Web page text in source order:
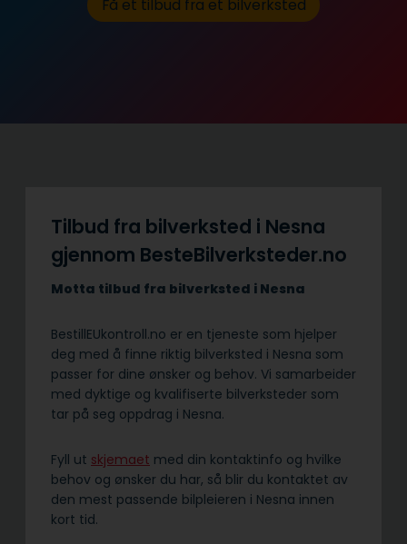
Få et tilbud fra et bilverksted
Tilbud fra bilverksted i Nesna
gjennom BesteBilverksteder.no
Motta tilbud fra bilverksted i Nesna
BestillEUkontroll.no er en tjeneste som hjelper
deg med å finne riktig bilverksted i Nesna som
passer for dine ønsker og behov. Vi samarbeider
med dyktige og kvalifiserte bilverksteder som
tar på seg oppdrag i Nesna.
Fyll ut skjemaet med din kontaktinfo og hvilke
behov og ønsker du har, så blir du kontaktet av
den mest passende bilpleieren i Nesna innen
kort tid.